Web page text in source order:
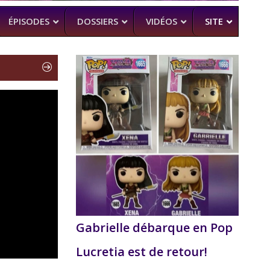
–
ÉPISODES DOSSIERS VIDÉOS SITE
Gabrielle débarque en Pop
Lucretia est de retour!